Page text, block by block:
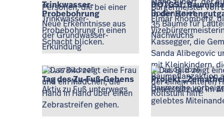
Trinkwasser-
Probebohrung
Neue Erkenntnisse aus
der Grundwasser-
Erkundung
DÖTGSI:
in der
35 Bäume für
Nachwuchs
Mo., 27.04.2026
Tag des Zu-Fuß-Gehens
Aktiv zu Fuß unterwegs
Fr., 24.04.2026
Projekt
Unterstützung im
gelebtes